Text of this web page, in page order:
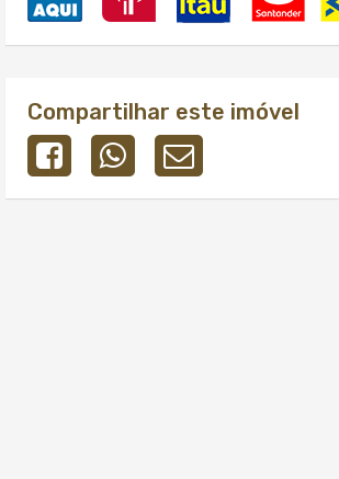
Compartilhar este imóvel